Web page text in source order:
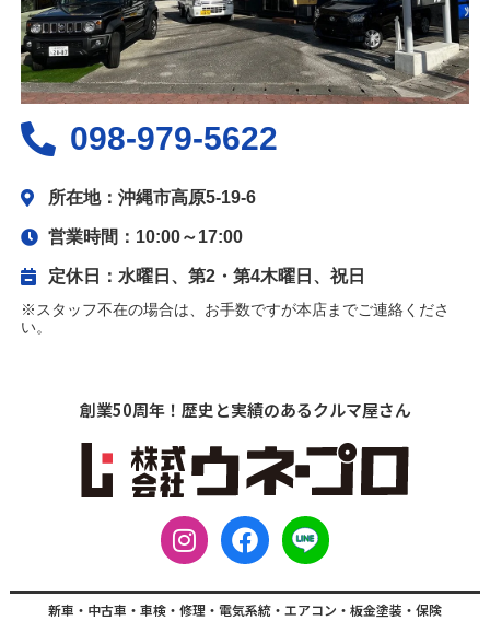
創業50周年！歴史と実績のあるクルマ屋さん
I
n
t
F
a
e
L
I
E
新車・中古車・車検・修理・電気系統・エアコン・板金塗装・保険
098-979-5622
所在地：沖縄市高原5-19-6
営業時間：10:00～17:00
定休日：水曜日、第2・第4木曜日、祝日
※スタッフ不在の場合は、お手数ですが本店までご連絡くださ
い。